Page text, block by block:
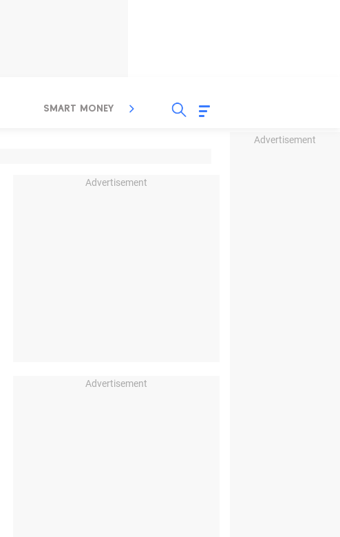
Advertisement
SMART MONEY INSPIRASI BISNIS
Advertisement
Advertisement